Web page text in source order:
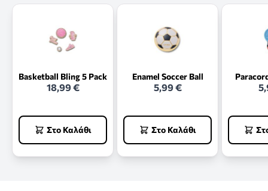
Basketball Bling 5 Pack
18,99 €
Στο Καλάθι
Enamel Soccer Ball
5,99 €
Στο Καλάθι